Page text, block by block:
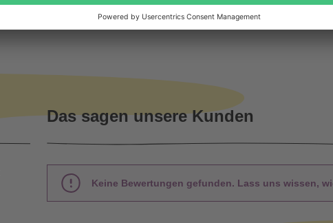
Das sagen unsere Kunden
Keine Bewertungen gefunden. Lass uns wissen,